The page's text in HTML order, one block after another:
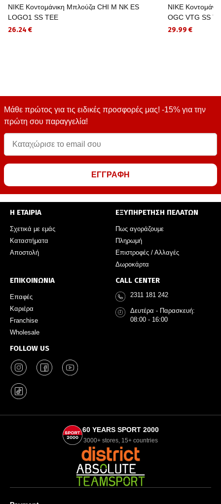
NIKE Κοντομάνικη Μπλούζα CHI M NK ES
LOGO1 SS TEE
26.24 €
NIKE
OGC VTG SS
29.99 €
Μάθε πρώτος για τις ειδικές προσφορές μας! -15% για την
πρώτη σου παραγγελία!
ΕΓΓΡΑΦΗ
Η ΕΤΑΙΡΙΑ
Σχετικά με εμάς
Καταστήματα
Αποστολή
ΕΞΥΠΗΡΕΤΗΣΗ ΠΕΛΑΤΩΝ
Πως αγοράζουμε
Πληρωμή
Επιστροφές / Αλλαγές
Δωροκάρτα
ΕΠΙΚΟΙΝΩΝΙΑ
Επαφές
Καριέρα
Franchise
Wholesale
FOLLOW US
CALL CENTER
2311 181 242
Δευτέρα - Παρασκευή:
08:00 - 16:00
60 YEARS SPORT 2000
3000+ stores, 15+ countries